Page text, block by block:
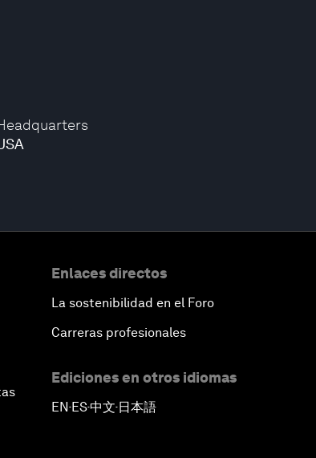
Enlaces directos
La sostenibilidad en el Foro
Carreras profesionales
Ediciones en otros idiomas
EN▪ES▪中文▪ 日本語